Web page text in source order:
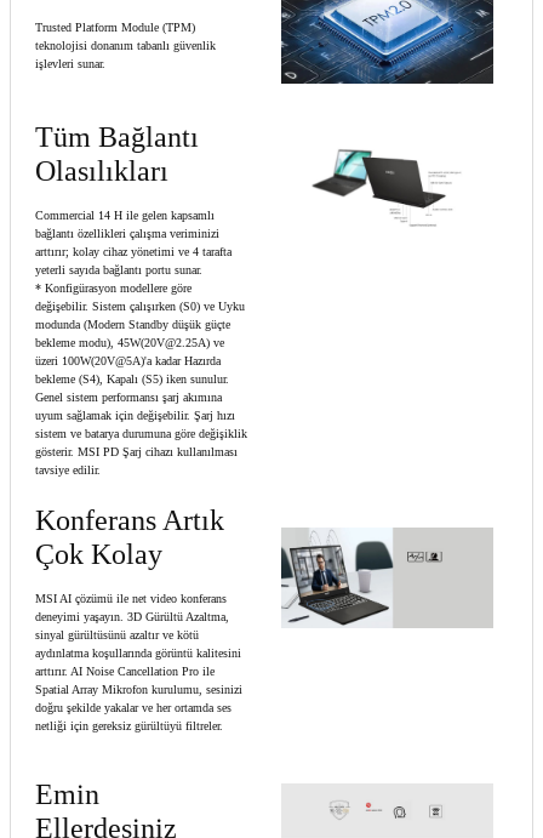
Trusted Platform Module (TPM)
teknolojisi donanım tabanlı güvenlik
işlevleri sunar.
Tüm Bağlantı
Olasılıkları
Commercial 14 H ile gelen kapsamlı
bağlantı özellikleri çalışma veriminizi
arttırır; kolay cihaz yönetimi ve 4 tarafta
yeterli sayıda bağlantı portu sunar.
* Konfigürasyon modellere göre
değişebilir. Sistem çalışırken (S0) ve Uyku
modunda (Modern Standby düşük güçte
bekleme modu), 45W(20V@2.25A) ve
üzeri 100W(20V@5A)'a kadar Hazırda
bekleme (S4), Kapalı (S5) iken sunulur.
Genel sistem performansı şarj akımına
uyum sağlamak için değişebilir. Şarj hızı
sistem ve batarya durumuna göre değişiklik
gösterir. MSI PD Şarj cihazı kullanılması
tavsiye edilir.
Konferans Artık
Çok Kolay
MSI AI çözümü ile net video konferans
deneyimi yaşayın. 3D Gürültü Azaltma,
sinyal gürültüsünü azaltır ve kötü
aydınlatma koşullarında görüntü kalitesini
arttırır. AI Noise Cancellation Pro ile
Spatial Array Mikrofon kurulumu, sesinizi
doğru şekilde yakalar ve her ortamda ses
netliği için gereksiz gürültüyü filtreler.
Emin
Ellerdesiniz